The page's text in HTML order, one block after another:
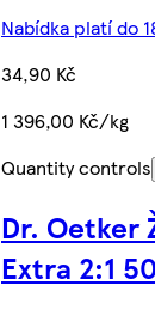
Nabídka platí do
34,90 Kč
1 396,00 Kč/kg
Quantity controls
Dr. Oetker
Extra 2:1